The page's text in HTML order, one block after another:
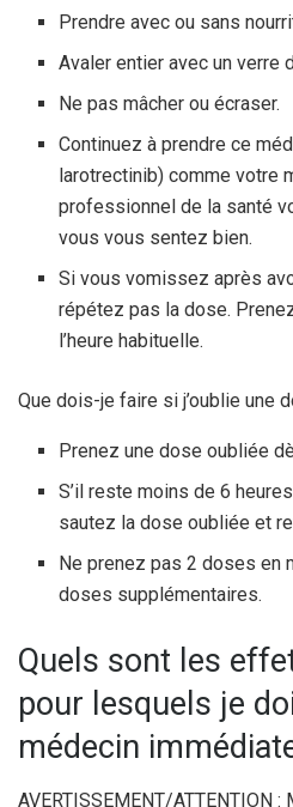
Prendre avec ou sans
Avaler entier avec un verre
Ne pas mâcher ou écraser.
Continuez à prendre ce
larotrectinib) comme votre
professionnel de la santé
vous vous sentez bien.
Si vous vomissez après
répétez pas la dose.
l’heure habituelle.
Que dois-je faire si j’oublie une
Prenez une dose oubliée
S’il reste moins de 6
sautez la dose oubliée et
Ne prenez pas 2 doses en
doses supplémentaires.
Quels sont les
pour lesquels je
médecin
AVERTISSEMENT/ATTENTION